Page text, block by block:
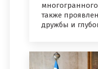
также
дружбы и